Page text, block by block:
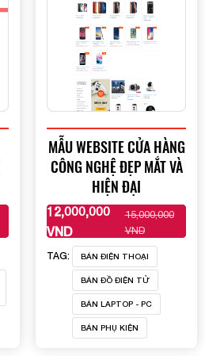
MẪU WEBSITE CỬA HÀNG
CÔNG NGHỆ ĐẸP MẮT VÀ
HIỆN ĐẠI
12,000,000
VND
15,000,000
VND
XEM THÊM
TAG: BÁN ĐIỆN THOẠI
BÁN ĐỒ ĐIỆN TỬ
BÁN LAPTOP - PC
BÁN PHỤ KIỆN